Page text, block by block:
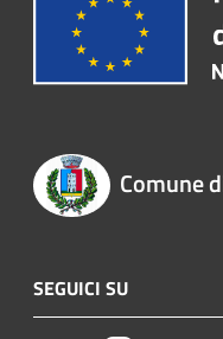
Comune
SEGUICI SU